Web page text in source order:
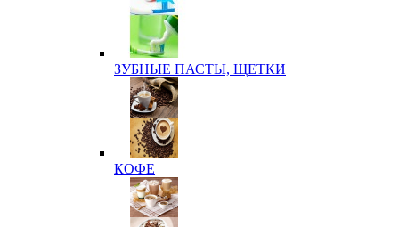
ЗУБНЫЕ ПАСТЫ, ЩЕТКИ
КОФЕ